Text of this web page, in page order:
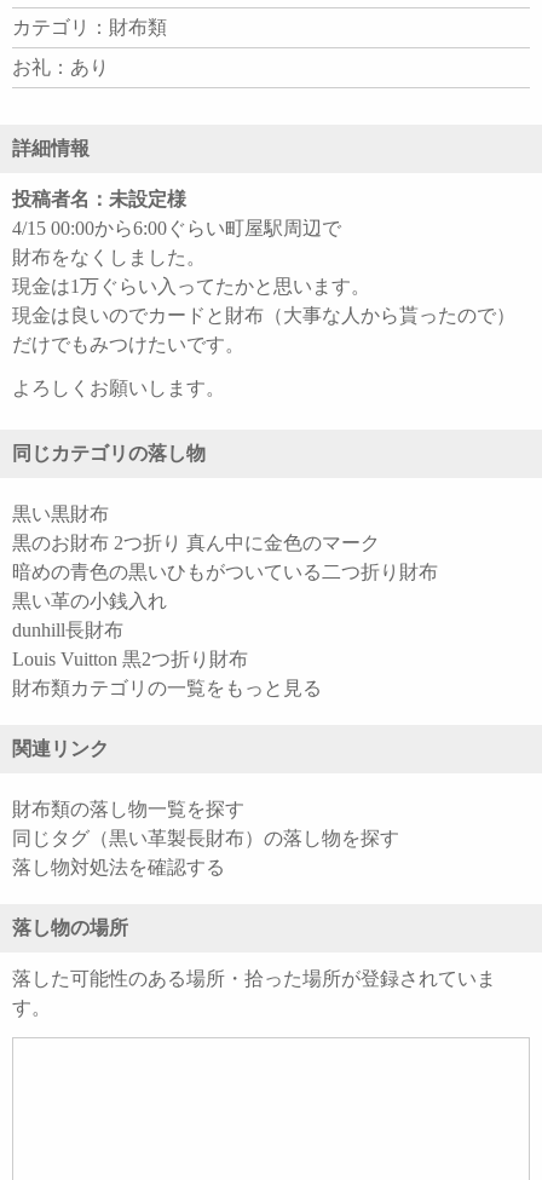
カテゴリ：財布類
お礼：あり
詳細情報
投稿者名：未設定様
4/15 00:00から6:00ぐらい町屋駅周辺で
財布をなくしました。
現金は1万ぐらい入ってたかと思います。
現金は良いのでカードと財布（大事な人から貰ったので）
だけでもみつけたいです。
よろしくお願いします。
同じカテゴリの落し物
黒い黒財布
黒のお財布 2つ折り 真ん中に金色のマーク
暗めの青色の黒いひもがついている二つ折り財布
黒い革の小銭入れ
dunhill長財布
Louis Vuitton 黒2つ折り財布
財布類カテゴリの一覧をもっと見る
関連リンク
財布類の落し物一覧を探す
同じタグ（黒い革製長財布）の落し物を探す
落し物対処法を確認する
落し物の場所
落した可能性のある場所・拾った場所が登録されていま
す。